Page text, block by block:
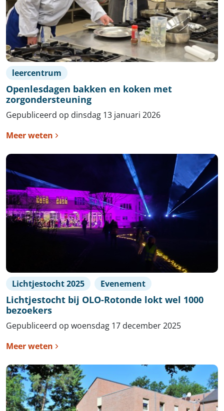
leercentrum
Openlesdagen bakken en koken met
zorgondersteuning
Gepubliceerd op dinsdag 13 januari 2026
Meer weten
Lichtjestocht 2025 Evenement
Lichtjestocht bij OLO-Rotonde lokt wel 1000
bezoekers
Gepubliceerd op woensdag 17 december 2025
Meer weten